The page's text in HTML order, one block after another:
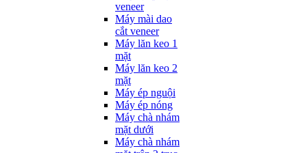
veneer
Máy mài dao
cắt veneer
Máy lăn keo 1
mặt
Máy lăn keo 2
mặt
Máy ép nguội
Máy ép nóng
Máy chà nhám
mặt dưới
Máy chà nhám